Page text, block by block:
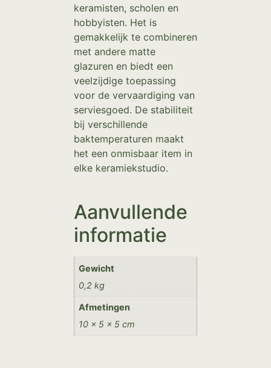
keramisten, scholen en
hobbyisten. Het is
gemakkelijk te combineren
met andere matte
glazuren en biedt een
veelzijdige toepassing
voor de vervaardiging van
serviesgoed. De stabiliteit
bij verschillende
baktemperaturen maakt
het een onmisbaar item in
elke keramiekstudio.
Aanvullende
informatie
Gewicht
0,2 kg
Afmetingen
10 × 5 × 5 cm